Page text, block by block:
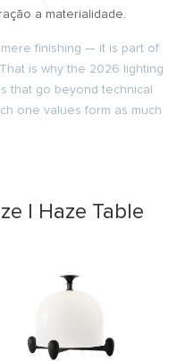
a materialidade.
finishing — it is part of
is why the 2026 lighting
that go beyond technical
one values form as much
| Haze Table